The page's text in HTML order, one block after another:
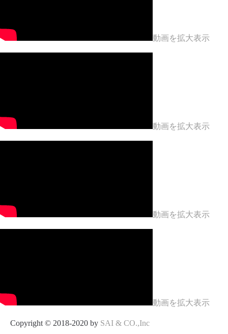
動画を拡大表示
動画を拡大表示
動画を拡大表示
動画を拡大表示
Copyright © 2018-2020 by SAI & CO.,Inc